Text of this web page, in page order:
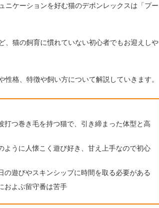
ニケーションを好む猫のデボンレックスは「プー
、猫の飼育に慣れていない初心者でもお迎えしや
格、特徴や飼い方について解説していきます。
つ巻き毛を持つ猫で、引き締まった体型と高
ように人懐こく遊び好き、甘え上手なので初心
の遊びやスキンシップに時間を取る必要がある
およぶ留守番は苦手